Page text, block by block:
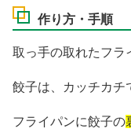
作り方・手順
取っ手の取れたフラ
餃子は、カッチカチ
フライパンに餃子の